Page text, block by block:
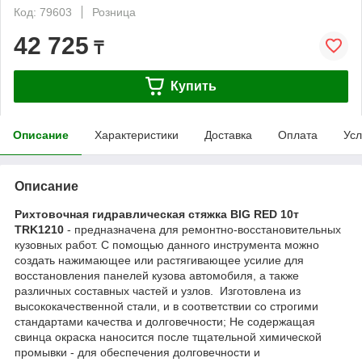
Код: 79603
Розница
42 725 ₸
Купить
Описание Характеристики Доставка Оплата
Описание
Рихтовочная гидравлическая стяжка BIG RED 10т
TRK1210 - предназначена для ремонтно-восстановительных
кузовных работ. С помощью данного инструмента можно
создать нажимающее или растягивающее усилие для
восстановления панелей кузова автомобиля, а также
различных составных частей и узлов. Изготовлена из
высококачественной стали, и в соответствии со строгими
стандартами качества и долговечности; Не содержащая
свинца окраска наносится после тщательной химической
промывки - для обеспечения долговечности и